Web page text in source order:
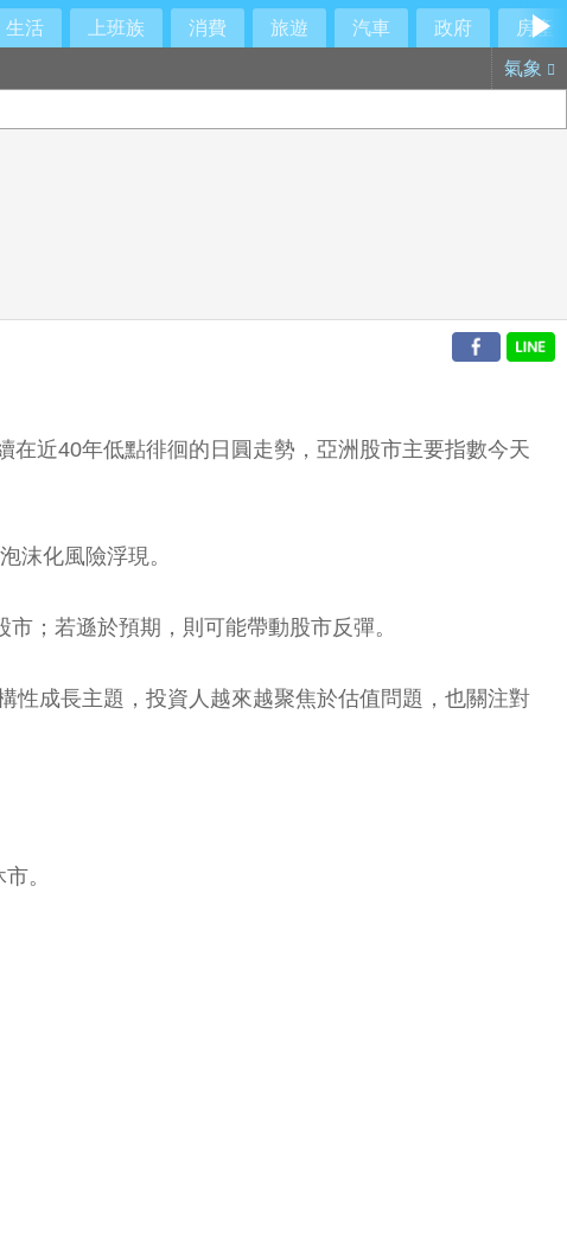
生活 上班族 消費 旅遊 汽車 政府
房產
氣象
近40年低點徘徊的日圓走勢，亞洲股市主要指數今天
沫化風險浮現。
；若遜於預期，則可能帶動股市反彈。
性成長主題，投資人越來越聚焦於估值問題，也關注對
。